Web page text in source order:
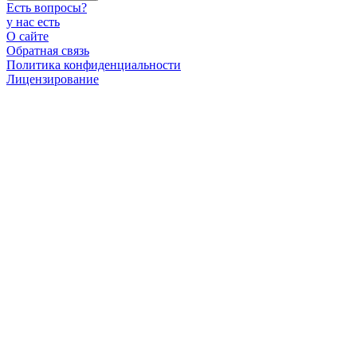
Есть вопросы?
у нас есть
О сайте
Обратная связь
Политика конфиденциальности
Лицензирование